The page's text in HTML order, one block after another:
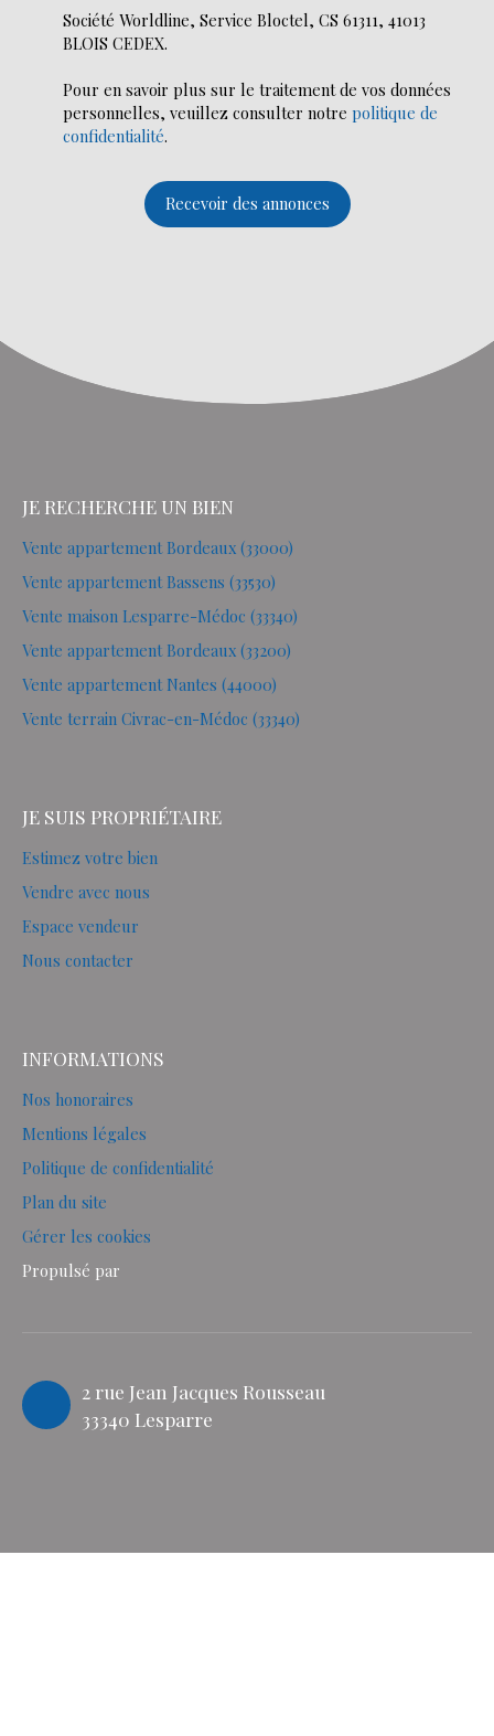
Société Worldline, Service Bloctel, CS 61311, 41013
BLOIS CEDEX.
Pour en savoir plus sur le traitement de vos données
personnelles, veuillez consulter notre politique de
confidentialité.
Recevoir des annonces
JE RECHERCHE UN BIEN
Vente appartement Bordeaux (33000)
Vente appartement Bassens (33530)
Vente maison Lesparre-Médoc (33340)
Vente appartement Bordeaux (33200)
Vente appartement Nantes (44000)
Vente terrain Civrac-en-Médoc (33340)
JE SUIS PROPRIÉTAIRE
Estimez votre bien
Vendre avec nous
Espace vendeur
Nous contacter
INFORMATIONS
Nos honoraires
Mentions légales
Politique de confidentialité
Plan du site
Gérer les cookies
Propulsé par
2 rue Jean Jacques Rousseau
33340 Lesparre